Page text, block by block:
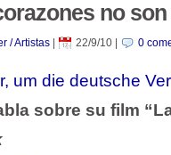
no
/ Artistas| 22/9/10| 0
um die deutsche
sobre su film